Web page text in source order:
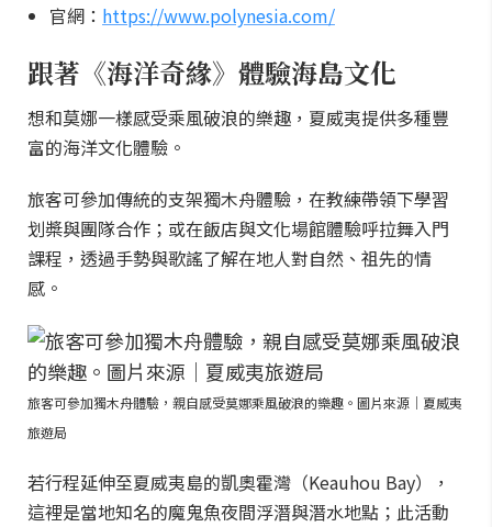
官網： https://www.polynesia.com/
跟著《海洋奇緣》體驗海島文化
想和莫娜一樣感受乘風破浪的樂趣，夏威夷提供多種豐
富的海洋文化體驗。
旅客可參加傳統的支架獨木舟體驗，在教練帶領下學習
划槳與團隊合作；或在飯店與文化場館體驗呼拉舞入門
課程，透過手勢與歌謠了解在地人對自然、祖先的情
感。
旅客可參加獨木舟體驗，親自感受莫娜乘風破浪的樂趣。圖片來源｜夏威夷
旅遊局
若行程延伸至夏威夷島的凱奧霍灣（Keauhou Bay），
這裡是當地知名的魔鬼魚夜間浮潛與潛水地點；此活動